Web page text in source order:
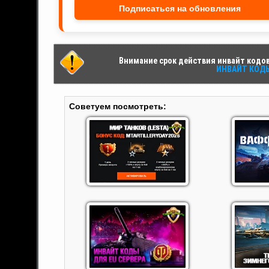
Подписаться на обновления
Внимание срок действия инвайт
ИНВАЙТ
Советуем посмотреть: